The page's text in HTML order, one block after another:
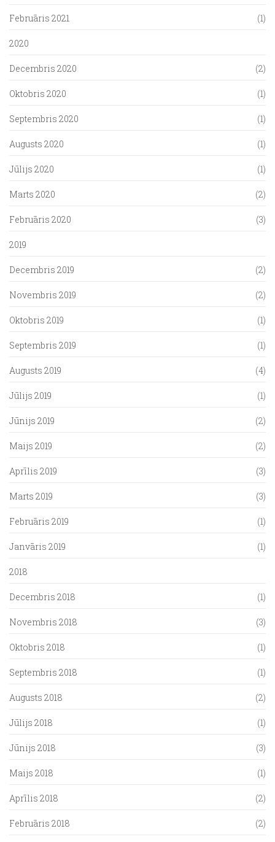
Februāris 2021 (1)
2020
Decembris 2020 (2)
Oktobris 2020 (1)
Septembris 2020 (1)
Augusts 2020 (1)
Jūlijs 2020 (1)
Marts 2020 (2)
Februāris 2020 (3)
2019
Decembris 2019 (2)
Novembris 2019 (2)
Oktobris 2019 (1)
Septembris 2019 (1)
Augusts 2019 (4)
Jūlijs 2019 (1)
Jūnijs 2019 (2)
Maijs 2019 (2)
Aprīlis 2019 (3)
Marts 2019 (3)
Februāris 2019 (1)
Janvāris 2019 (1)
2018
Decembris 2018 (1)
Novembris 2018 (3)
Oktobris 2018 (1)
Septembris 2018 (1)
Augusts 2018 (2)
Jūlijs 2018 (1)
Jūnijs 2018 (3)
Maijs 2018 (1)
Aprīlis 2018 (2)
Februāris 2018 (2)